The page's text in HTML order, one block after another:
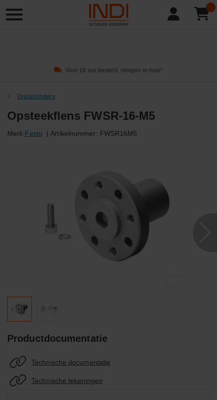
Product
zoeken
Voor 18 uur besteld, morgen in huis*
Draaicilinders
Opsteekflens FWSR-16-M5
Merk Festo | Artikelnummer: FWSR16M5
Productdocumentatie
Technische documentatie
Technische tekeningen